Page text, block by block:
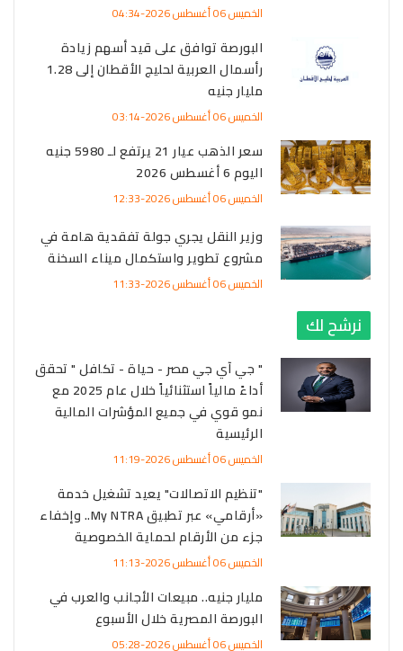
الخميس 06 أغسطس 2026-04:34
البورصة توافق على قيد أسهم زيادة
رأسمال العربية لحليج الأقطان إلى 1.28
مليار جنيه
الخميس 06 أغسطس 2026-03:14
سعر الذهب عيار 21 يرتفع لـ 5980 جنيه
اليوم 6 أغسطس 2026
الخميس 06 أغسطس 2026-12:33
وزير النقل يجري جولة تفقدية هامة في
مشروع تطوير واستكمال ميناء السخنة
الخميس 06 أغسطس 2026-11:33
نرشح لك
" جي آي جي مصر - حياة - تكافل " تحقق
أداءً مالياً استثنائياً خلال عام 2025 مع
نمو قوي في جميع المؤشرات المالية
الرئيسية
الخميس 06 أغسطس 2026-11:19
"تنظيم الاتصالات" يعيد تشغيل خدمة
«أرقامي» عبر تطبيق My NTRA.. وإخفاء
جزء من الأرقام لحماية الخصوصية
الخميس 06 أغسطس 2026-11:13
مليار جنيه.. مبيعات الأجانب والعرب في
البورصة المصرية خلال الأسبوع
الخميس 06 أغسطس 2026-05:28